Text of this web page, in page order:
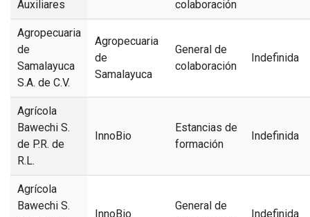
Auxiliares
colaboración
Agropecuaria
de
Samalayuca
S.A. de C.V.
Agropecuaria
de
Samalayuca
General de
colaboración
Indefinida
Agrícola
Bawechi S.
de P.R. de
R.L.
InnoBio
Estancias de
formación
Indefinida
Agrícola
Bawechi S.
InnoBio
General de
Indefinida